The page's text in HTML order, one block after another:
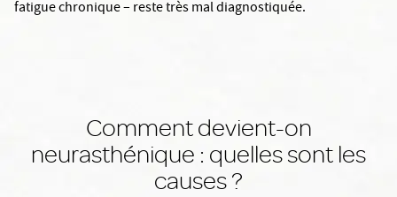
fatigue chronique – reste très mal diagnostiquée.
Comment devient-on
neurasthénique : quelles sont les
causes ?